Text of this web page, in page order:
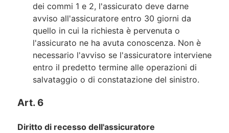
dei commi 1 e 2, l'assicurato deve darne
avviso all'assicuratore entro 30 giorni da
quello in cui la richiesta è pervenuta o
l'assicurato ne ha avuta conoscenza. Non è
necessario l'avviso se l'assicuratore interviene
entro il predetto termine alle operazioni di
salvataggio o di constatazione del sinistro.
Art. 6
Diritto di recesso dell'assicuratore